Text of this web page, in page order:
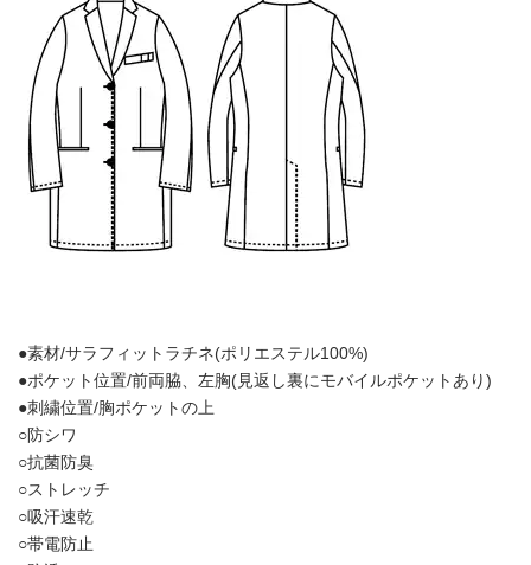
●素材/サラフィットラチネ(ポリエステル100%)
●ポケット位置/前両脇、左胸(見返し裏にモバイルポケットあり)
●刺繍位置/胸ポケットの上
○防シワ
○抗菌防臭
○ストレッチ
○吸汗速乾
○帯電防止